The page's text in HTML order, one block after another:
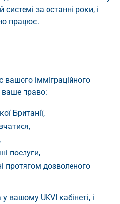
системі за останні роки, і
працює.
вашого імміграційного
ваше право:
Британії,
послуги,
протягом дозволеного
вашому UKVI кабінеті, і